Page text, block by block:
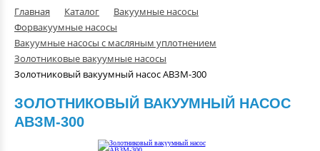
Главная Каталог
Вакуумные насосы
Форвакуумные насосы
Вакуумные насосы с масляным уплотнением
Золотниковые вакуумные насосы
Золотниковый вакуумный насос АВЗМ-300
Компрессоры
Вакуумные камеры
Промышленные вакуумные
системы
ЗОЛОТНИКОВЫЙ ВАКУУМНЫЙ НАСОС
АВЗМ-300